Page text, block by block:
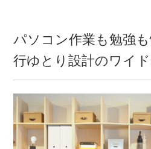
パソコン作業も勉強
行ゆとり設計のワイ